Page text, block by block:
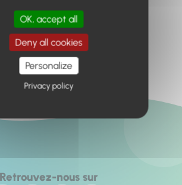
Retour à l'accueil
Retrouvez-nous sur
OK, accept all
Deny all cookies
Personalize
Privacy policy